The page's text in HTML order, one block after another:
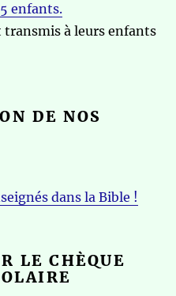
enfants.
transmis à leurs enfants
DE NOS
dans la Bible !
LE CHÈQUE